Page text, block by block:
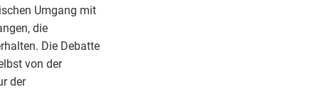
Umgang mit
die
Die Debatte
von der
der